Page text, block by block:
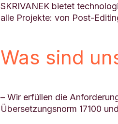
SKRIVANEK bietet
alle Projekte: von Post-
Was sind
– Wir erfüllen die
Übersetzungsnorm 17100